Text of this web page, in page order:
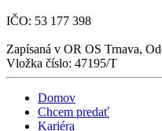
IČO: 53 177 398
Zapísaná v OR OS Trnava,
Vložka číslo: 47195/T
Domov
Chcem predať
Kariéra